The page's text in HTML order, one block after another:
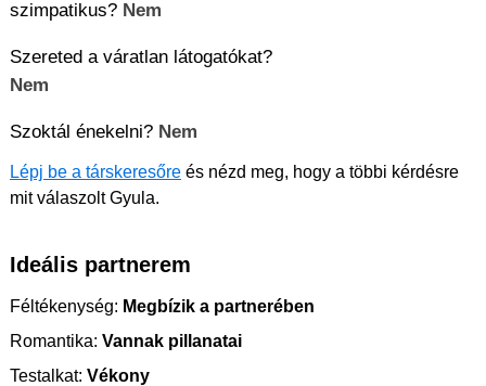
szimpatikus? Nem
Szereted a váratlan látogatókat?
Nem
Szoktál énekelni? Nem
Lépj be a társkeresőre és nézd meg, hogy a többi kérdésre
mit válaszolt Gyula.
Ideális partnerem
Féltékenység: Megbízik a partnerében
Romantika: Vannak pillanatai
Testalkat: Vékony